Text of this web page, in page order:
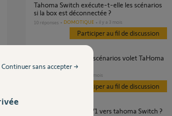
Tahoma Switch exécute-t-elle les scénarios
si la box est déconnectée ?
10 réponses DOMOTIQUE il y a 3 mois
Participer au fil de discussion
sWitch
il y a 3 mois
Participer au fil de discussion
Migration Tahoma V1 vers tahoma Switch ?
Continuer sans accepter →